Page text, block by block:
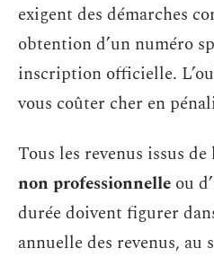
exigent des démarches
obtention d’un numéro
inscription officielle.
vous coûter cher en
Tous les revenus issus de
non professionnelle ou
durée doivent figurer
annuelle des revenus, au